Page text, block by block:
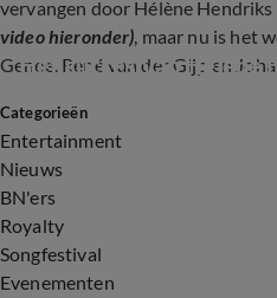
vervangen door Hélène
video hieronder), maar nu is het
Genee, René van der Gijp en
7:12
Het succes van Helene
Categorieën
Entertainment
Nieuws
BN'ers
Royalty
Songfestival
Evenementen